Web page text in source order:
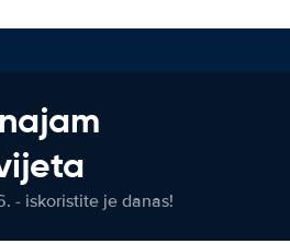
- iskoristite je danas!